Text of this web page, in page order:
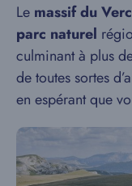
Le massif du
parc naturel
culminant à plus
de toutes sortes
en espérant que